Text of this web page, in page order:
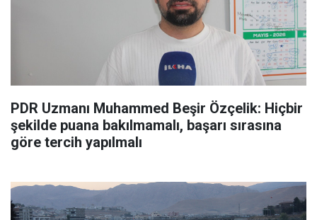
PDR Uzmanı Muhammed Beşir Özçelik: Hiçbir
şekilde puana bakılmamalı, başarı sırasına
göre tercih yapılmalı